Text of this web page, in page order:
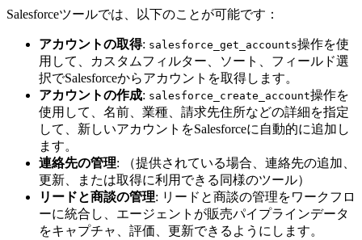
Salesforceツールでは、以下のことが可能です：
アカウントの取得: salesforce_get_accounts操作を使
用して、カスタムフィルター、ソート、フィールド選
択でSalesforceからアカウントを取得します。
アカウントの作成: salesforce_create_account操作を
使用して、名前、業種、請求先住所などの詳細を指定
して、新しいアカウントをSalesforceに自動的に追加し
ます。
連絡先の管理: （提供されている場合、連絡先の追加、
更新、または取得に利用できる同様のツール）
リードと商談の管理: リードと商談の管理をワークフロ
ーに統合し、エージェントが販売パイプラインデータ
をキャプチャ、評価、更新できるようにします。